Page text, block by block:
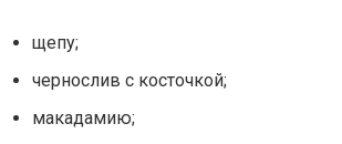
щепу;
чернослив с косточкой;
макадамию;